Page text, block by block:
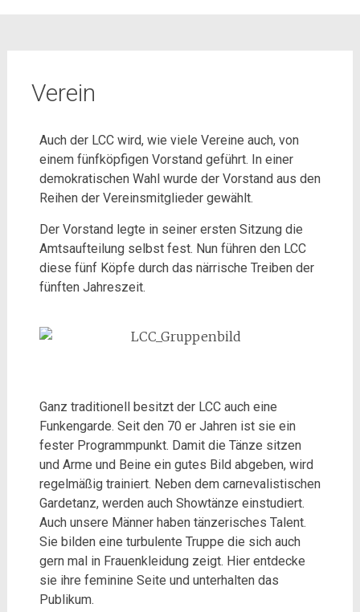
Verein
Auch der LCC wird, wie viele Vereine auch, von
einem fünfköpfigen Vorstand geführt. In einer
demokratischen Wahl wurde der Vorstand aus den
Reihen der Vereinsmitglieder gewählt.
Der Vorstand legte in seiner ersten Sitzung die
Amtsaufteilung selbst fest. Nun führen den LCC
diese fünf Köpfe durch das närrische Treiben der
fünften Jahreszeit.
Ganz traditionell besitzt der LCC auch eine
Funkengarde. Seit den 70 er Jahren ist sie ein
fester Programmpunkt. Damit die Tänze sitzen
und Arme und Beine ein gutes Bild abgeben, wird
regelmäßig trainiert. Neben dem carnevalistischen
Gardetanz, werden auch Showtänze einstudiert.
Auch unsere Männer haben tänzerisches Talent.
Sie bilden eine turbulente Truppe die sich auch
gern mal in Frauenkleidung zeigt. Hier entdecke
sie ihre feminine Seite und unterhalten das
Publikum.